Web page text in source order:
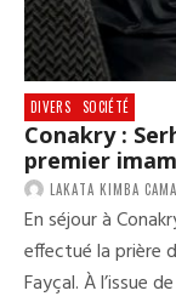
DIVERS SOCIÉTÉ
Conakry :
premier
LAKATA KIMBA
En séjour à
effectué la prière
Fayçal. À l’issue